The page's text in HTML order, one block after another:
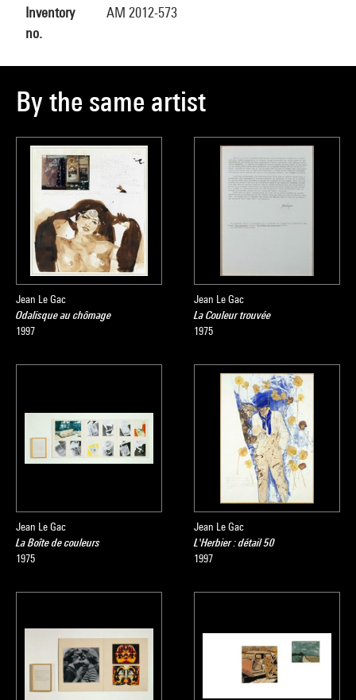
Inventory
no.
AM 2012-573
By the same artist
Jean Le Gac
Odalisque au chômage
1997
Jean Le Gac
La Couleur trouvée
1975
Jean Le Gac
La Boîte de couleurs
1975
Jean Le Gac
L'Herbier : détail 50
1997